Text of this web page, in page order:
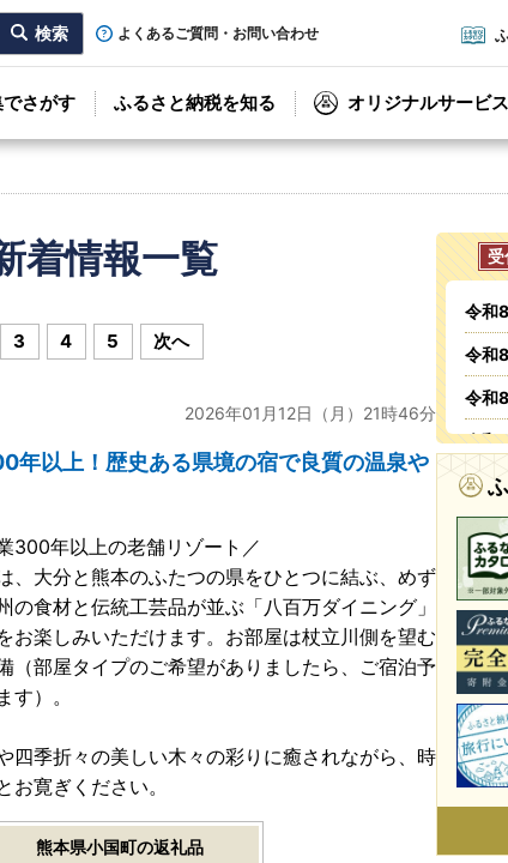
よくあるご質問・お問い合わせ
さがす ふるさと納税を知る オリジナルサービス
着情報一覧
3 4 5 次へ
2026年01月12日（月）21時46分
年以上！歴史ある県境の宿で良質の温泉や
300年以上の老舗リゾート／
、大分と熊本のふたつの県をひとつに結ぶ、めず
の食材と伝統工芸品が並ぶ「八百万ダイニング」
お楽しみいただけます。お部屋は杖立川側を望む
（部屋タイプのご希望がありましたら、ご宿泊予
）。
四季折々の美しい木々の彩りに癒されながら、時
お寛ぎください。
熊本県小国町の返礼品
令和
令和
令和
令和
令和
令
令和
令和
令和
令和
令和
援
令和
令和